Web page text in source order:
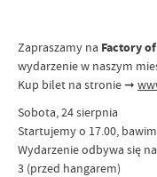
Zapraszamy na Factory
wydarzenie w naszym
Kup bilet na stronie ➞
Sobota, 24 sierpnia
Startujemy o 17.00,
Wydarzenie odbywa się
3 (przed hangarem)